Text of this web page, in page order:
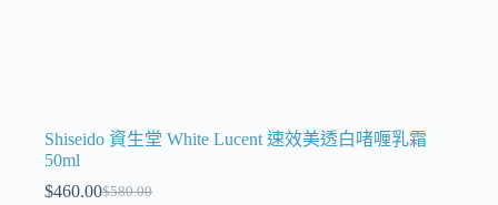
Shiseido 資生堂 White Lucent 速效美透白啫喱乳霜
50ml
$580.00
$460.00